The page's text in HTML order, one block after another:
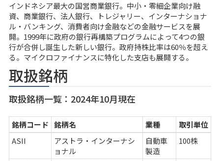
インドネシア最大の国営商業銀行。中小・零細企業向け融
資、商業銀行、法人銀行、トレジャリー、インターナショナ
ル・バンキング、消費者向け金融などの金融サービスを展
開。1999年に政府の銀行再構築プログラムによって4つの銀
行が合併し誕生した新しい銀行。政府持株比率は60％を超え
る。マイクロファイナンスに特化した支店も展開する。
取扱銘柄
取扱銘柄一覧：2024年10月現在
銘柄コード 銘柄名 業種
取引単位
ASII
アストラ・インターナシ
ョナル
自動車
製造
100株